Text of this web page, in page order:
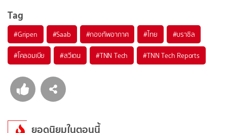
Tag
#Gripen #Saab #กองทัพอากาศ #ไทย #บราซิล
#โคลอมเบีย #สวีเดน #TNN Tech #TNN Tech Reports
ยอดนิยมในตอนนี้